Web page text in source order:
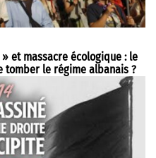
et massacre écologique : le
le régime albanais ?